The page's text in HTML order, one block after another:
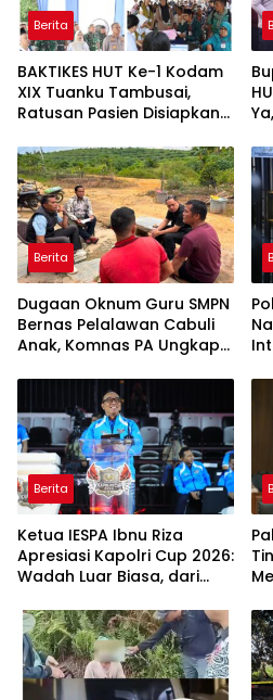
Berita
BAKTIKES HUT Ke-1 Kodam
XIX Tuanku Tambusai,
Ratusan Pasien Disiapkan
Berita
Dugaan Oknum Guru SMPN
Bernas Pelalawan Cabuli
Anak, Komnas PA Ungkap
Polres Sejak Juli
Berita
Ketua IESPA Ibnu Riza
Apresiasi Kapolri Cup 2026:
Wadah Luar Biasa, dari
Nasional